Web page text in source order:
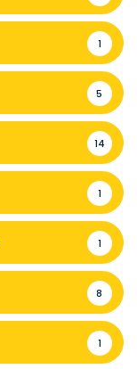
1
5
14
1
1
8
1